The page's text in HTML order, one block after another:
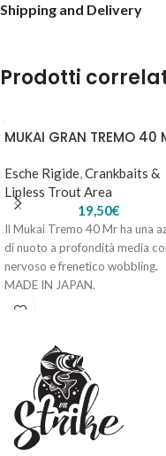
MEGABASS
Shipping and Delivery
Prodotti
MUKAI GRAN TREMO 40
Esche Rigide,Crankbaits &
Lipless Trout Area
19,50€
Il Mukai Tremo 40 Mr ha una
di nuoto a profondità media
nervoso e frenetico wobbling.
MADE IN JAPAN.